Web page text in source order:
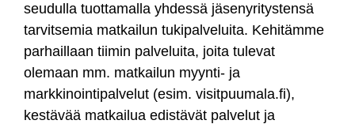
seudulla tuottamalla yhdessä jäsenyritystensä
tarvitsemia matkailun tukipalveluita. Kehitämme
parhaillaan tiimin palveluita, joita tulevat
olemaan mm. matkailun myynti- ja
markkinointipalvelut (esim. visitpuumala.fi),
kestävää matkailua edistävät palvelut ja